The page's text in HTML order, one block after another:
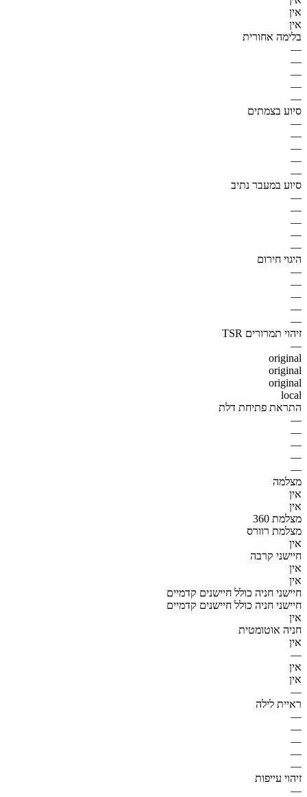
אין
אין
בלימה אחורית
—
—
—
—
—
סיוע בצמתים
—
—
—
—
—
סיוע במעבר נתיב
—
—
—
—
—
היגוי חירום
—
—
—
—
—
זיהוי תמרורים TSR
—
original
original
original
local
התראת פתיחת דלת
—
—
—
—
—
מצלמה
אין
אין
מצלמת 360
מצלמת רוורס
אין
חיישני קרבה
אין
אין
חיישני חניה כולל חיישנים קדמיים
חיישני חניה כולל חיישנים קדמיים
אין
חניה אוטומטית
אין
—
אין
אין
—
ראיית לילה
—
—
—
—
—
זיהוי עייפות
—